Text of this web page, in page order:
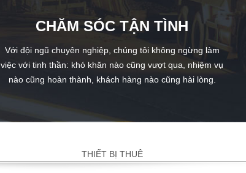
CHĂM SÓC TẬN TÌNH
Với đội ngũ chuyên nghiệp, chúng tôi không ngừng làm
việc với tinh thần: khó khăn nào cũng vượt qua, nhiệm vụ
nào cũng hoàn thành, khách hàng nào cũng hài lòng.
THIẾT BỊ THUÊ